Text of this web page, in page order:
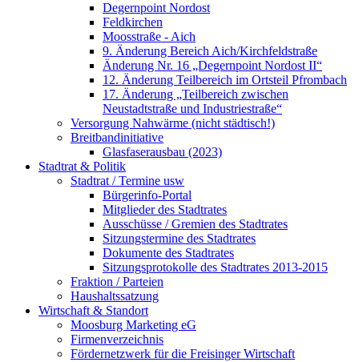
Degernpoint Nordost
Feldkirchen
Moosstraße - Aich
9. Änderung Bereich Aich/Kirchfeldstraße
Änderung Nr. 16 „Degernpoint Nordost II“
12. Änderung Teilbereich im Ortsteil Pfrombach
17. Änderung „Teilbereich zwischen
Neustadtstraße und Industriestraße“
Versorgung Nahwärme (nicht städtisch!)
Breitbandinitiative
Glasfaserausbau (2023)
Stadtrat & Politik
Stadtrat / Termine usw
Bürgerinfo-Portal
Mitglieder des Stadtrates
Ausschüsse / Gremien des Stadtrates
Sitzungstermine des Stadtrates
Dokumente des Stadtrates
Sitzungsprotokolle des Stadtrates 2013-2015
Fraktion / Parteien
Haushaltssatzung
Wirtschaft & Standort
Moosburg Marketing eG
Firmenverzeichnis
Fördernetzwerk für die Freisinger Wirtschaft